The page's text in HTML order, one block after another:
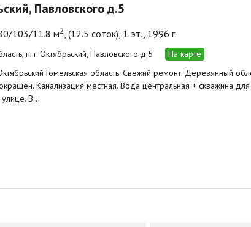
Павловского д.5
103/11.8 м2, (12.5 соток), 1 эт., 1996 г.
пгт. Октябрьский, Павловского д.5
На карте
Гомельская область. Свежий ремонт. Деревянный
Канализация местная. Вода центральная + скважина
улице. В…